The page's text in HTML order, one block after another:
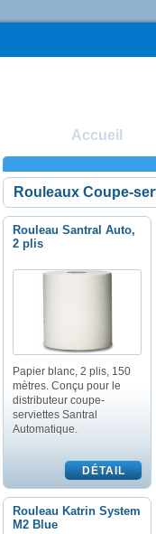
Accueil
Rouleaux Coupe-
Rouleau Santral Auto,
2 plis
Papier blanc, 2 plis, 150
mètres. Conçu pour le
distributeur coupe-
serviettes Santral
Automatique.
Rouleau Katrin System
M2 Blue